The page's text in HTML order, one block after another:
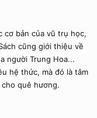
cơ bản của vũ trụ học,
cũng giới thiệu về
người Trung Hoa...
hệ thức, mà đó là tâm
quê hương.